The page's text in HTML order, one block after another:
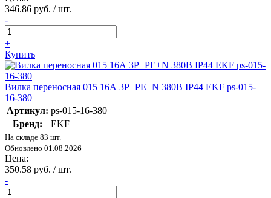
346.86 руб. / шт.
-
+
Купить
Вилка переносная 015 16А 3P+PE+N 380В IP44 EKF ps-015-
16-380
Артикул: ps-015-16-380
Бренд:
EKF
На складе 83 шт.
Обновлено 01.08.2026
Цена:
350.58 руб. / шт.
-